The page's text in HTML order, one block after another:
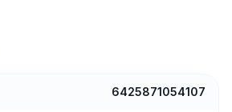
6425871054107